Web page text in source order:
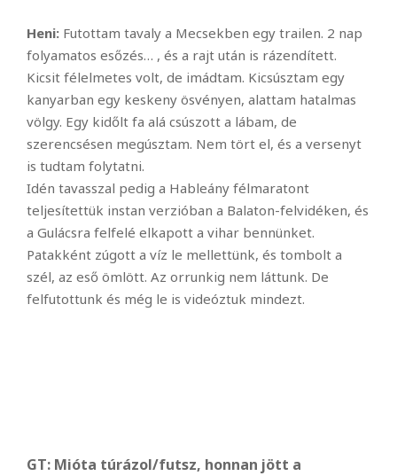
Heni: Futottam tavaly a Mecsekben egy trailen. 2 nap
folyamatos esőzés… , és a rajt után is rázendített.
Kicsit félelmetes volt, de imádtam. Kicsúsztam egy
kanyarban egy keskeny ösvényen, alattam hatalmas
völgy. Egy kidőlt fa alá csúszott a lábam, de
szerencsésen megúsztam. Nem tört el, és a versenyt
is tudtam folytatni.
Idén tavasszal pedig a Hableány félmaratont
teljesítettük instan verzióban a Balaton-felvidéken, és
a Gulácsra felfelé elkapott a vihar bennünket.
Patakként zúgott a víz le mellettünk, és tombolt a
szél, az eső ömlött. Az orrunkig nem láttunk. De
felfutottunk és még le is videóztuk mindezt.
GT: Mióta túrázol/futsz, honnan jött a